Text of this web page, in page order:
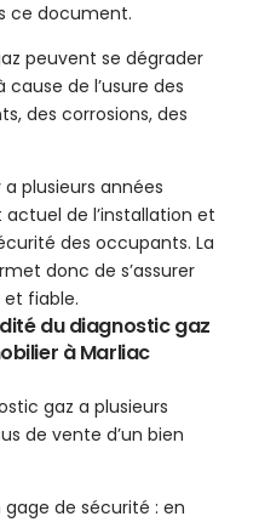
ce document.
peuvent se dégrader
de l’usure des
des corrosions, des
plusieurs années
de l’installation et
des occupants. La
donc de s’assurer
fiable.
du diagnostic gaz
à Marliac
gaz a plusieurs
de vente d’un bien
de sécurité : en